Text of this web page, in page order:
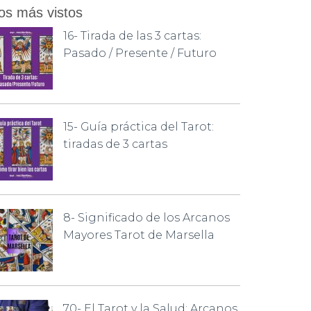
más vistos
16- Tirada de las 3 cartas:
Pasado / Presente / Futuro
15- Guía práctica del Tarot:
tiradas de 3 cartas
8- Significado de los Arcanos
Mayores Tarot de Marsella